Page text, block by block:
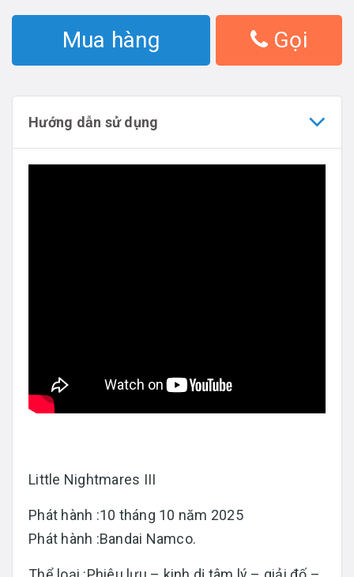
Mua hàng Gọi
Hướng dẫn sử dụng
Little Nightmares III
Phát hành :10 tháng 10 năm 2025
Phát hành :Bandai Namco.